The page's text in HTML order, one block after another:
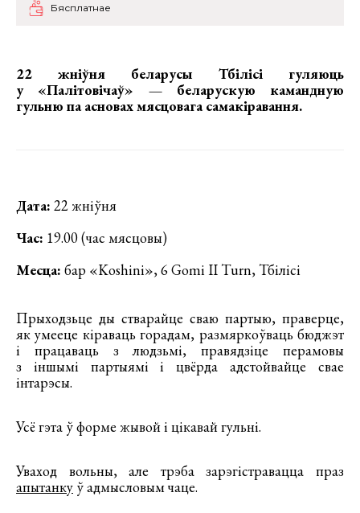
Бясплатнае
22 жніўня беларусы Тбілісі гуляюць
у «Палітовічаў» — беларускую камандную
гульню па асновах мясцовага самакіравання.
Дата: 22 жніўня
Час: 19.00 (час мясцовы)
Месца: бар «Koshini», 6 Gomi II Turn, Тбілісі
Прыходзьце ды стварайце сваю партыю, праверце,
як умееце кіраваць горадам, размяркоўваць бюджэт
і працаваць з людзьмі, правядзіце перамовы
з іншымі партыямі і цвёрда адстойвайце свае
інтарэсы.
Усё гэта ў форме жывой і цікавай гульні.
Уваход вольны, але трэба зарэгістравацца праз
апытанку ў адмысловым чаце.